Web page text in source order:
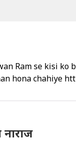
Ram se kisi
hona chahiye
नाराज